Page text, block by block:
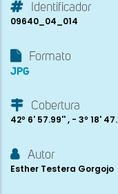
Identificador
09640_04_014
Formato
JPG
Cobertura
42º 6' 57.99'' , - 3º 18'
Autor
Esther Testera Gorgojo